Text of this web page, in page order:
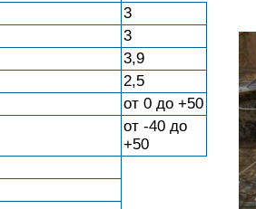
3
3
3,9
2,5
от 0 до +50
от -40 до
+50